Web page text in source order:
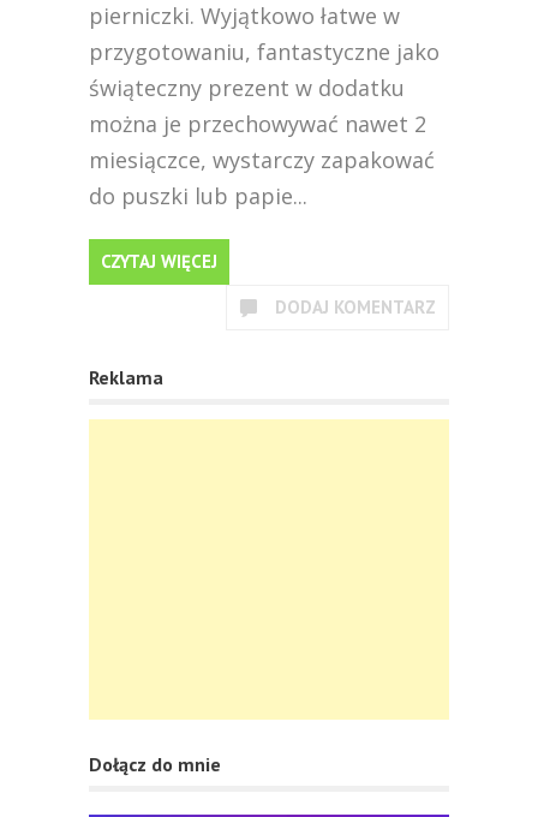
pierniczki. Wyjątkowo łatwe w
przygotowaniu, fantastyczne jako
świąteczny prezent w dodatku
można je przechowywać nawet 2
miesiączce, wystarczy zapakować
do puszki lub papie...
CZYTAJ WIĘCEJ
DODAJ KOMENTARZ
Reklama
Dołącz do mnie